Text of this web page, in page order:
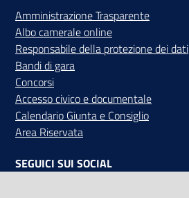
tter
Sala
Stampa
Seguici
su
Amministrazione Trasparente
Albo camerale online
Responsabile della protezione dei dati
Bandi di gara
Concorsi
Accesso civico e documentale
Calendario Giunta e Consiglio
Area Riservata
SEGUICI SUI SOCIAL